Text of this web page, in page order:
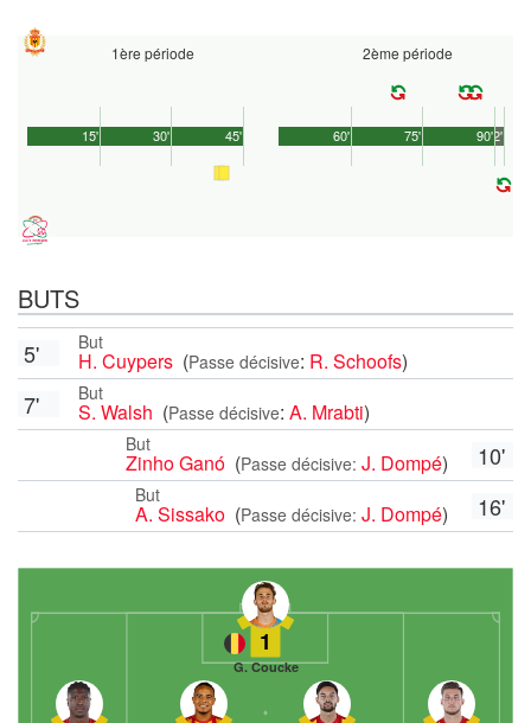
1ère période
45'
15' 30'
2ème période
90'
60' 75' 2'
BUTS
But
H. Cuypers (Passe décisive: R. Schoofs)
5'
But
S. Walsh (Passe décisive: A. Mrabti)
7'
10'
But
Zinho Ganó (Passe décisive: J. Dompé)
16'
But
A. Sissako (Passe décisive: J. Dompé)
1
G. Coucke